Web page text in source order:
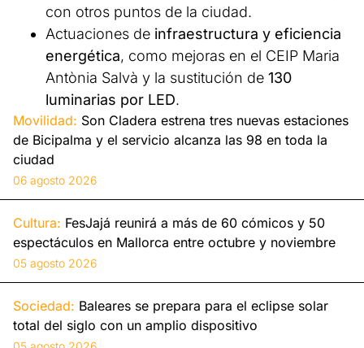
con otros puntos de la ciudad.
Actuaciones de infraestructura y eficiencia
energética, como mejoras en el CEIP Maria
Antònia Salvà y la sustitución de 130
luminarias por LED.
Movilidad: Son Cladera estrena tres nuevas estaciones
de Bicipalma y el servicio alcanza las 98 en toda la
ciudad
06 agosto 2026
Cultura: FesJajá reunirá a más de 60 cómicos y 50
espectáculos en Mallorca entre octubre y noviembre
05 agosto 2026
Sociedad: Baleares se prepara para el eclipse solar
total del siglo con un amplio dispositivo